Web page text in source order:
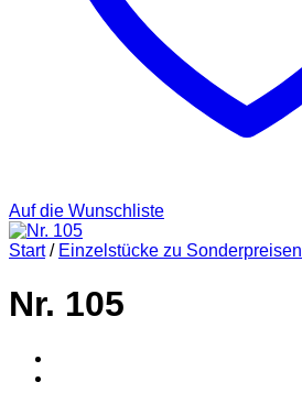
Auf die Wunschliste
Start / Einzelstücke zu Sonderpreisen
Nr. 105